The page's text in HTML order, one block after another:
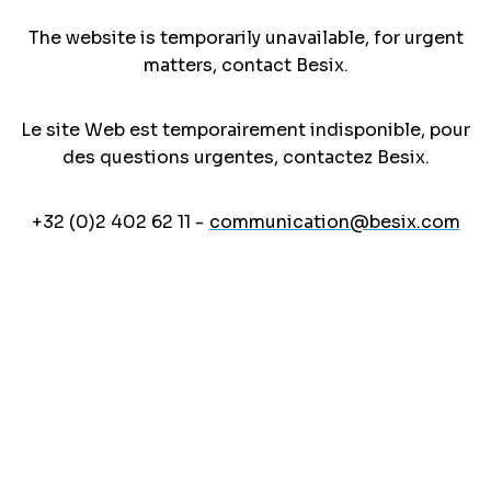
The website is temporarily unavailable, for urgent
matters, contact Besix.
Le site Web est temporairement indisponible, pour
des questions urgentes, contactez Besix.
+32 (0)2 402 62 11 - communication@besix.com